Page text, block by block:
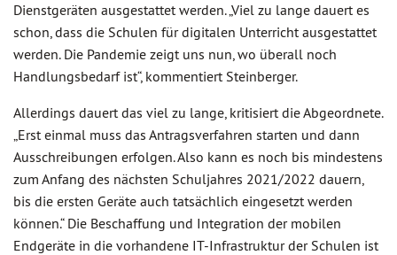
Dienstgeräten ausgestattet werden. „Viel zu lange dauert es
schon, dass die Schulen für digitalen Unterricht ausgestattet
werden. Die Pandemie zeigt uns nun, wo überall noch
Handlungsbedarf ist“, kommentiert Steinberger.
Allerdings dauert das viel zu lange, kritisiert die Abgeordnete.
„Erst einmal muss das Antragsverfahren starten und dann
Ausschreibungen erfolgen. Also kann es noch bis mindestens
zum Anfang des nächsten Schuljahres 2021/2022 dauern,
bis die ersten Geräte auch tatsächlich eingesetzt werden
können.“ Die Beschaffung und Integration der mobilen
Endgeräte in die vorhandene IT-Infrastruktur der Schulen ist